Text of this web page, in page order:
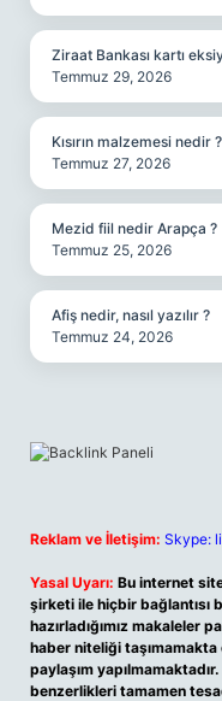
Ziraat Bankası kartı
Temmuz 29, 2026
Kısırın malzemesi nedir ?
Temmuz 27, 2026
Mezid fiil nedir Arapça ?
Temmuz 25, 2026
Afiş nedir, nasıl yazılır ?
Temmuz 24, 2026
Reklam ve İletişim: Skype:
Yasal Uyarı: Bu internet
şirketi ile hiçbir bağlantısı
hazırladığımız makaleler
haber niteliği
paylaşım
benzerlikleri tamamen